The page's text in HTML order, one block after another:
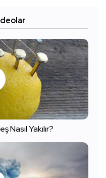
Nasıl Yakılır?